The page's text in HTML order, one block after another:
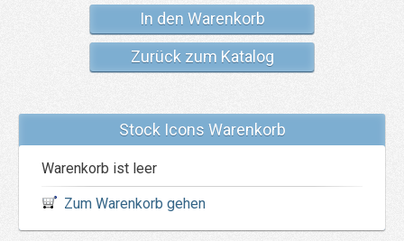
In den Warenkorb
Zurück zum Katalog
Stock Icons Warenkorb
Warenkorb ist leer
Zum Warenkorb gehen